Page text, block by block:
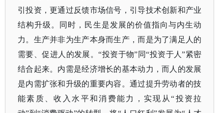
引投资，更通过反馈市场信号，引导技术创新和产业
结构升级。同时，民生是发展的价值指向与内生动
力。生产并非为生产本身而生产，而是为了满足人的
需要、促进人的发展。“投资于物”同“投资于人”紧密
结合起来。内需是经济增长的基本动力，而人的发展
是内需扩张和升级的重要内容。通过提升劳动者的技
能素质、收入水平和消费能力，实现从“投资拉